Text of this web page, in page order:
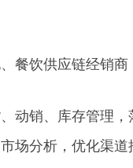
餐饮供应链经销
动销、库存管理
场分析，优化渠